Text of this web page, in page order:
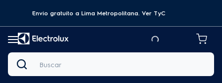
Envio gratuito a Lima Metropolitana. Ver TyC
Buscar